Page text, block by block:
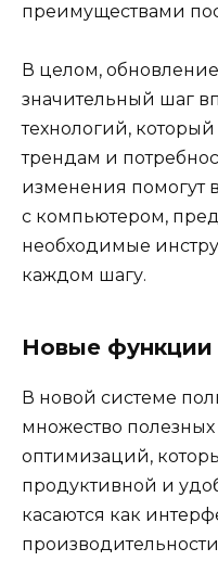
преимуществами
В целом,
значительный шаг
технологий,
трендам и
изменения помогут
с компьютером,
необходимые
каждом шагу.
Новые функции
В новой системе
множество
оптимизаций,
продуктивной и
касаются как